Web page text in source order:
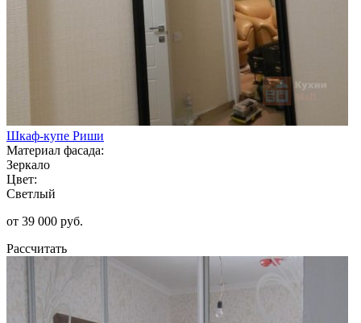
Шкаф-купе Риши
Материал фасада:
Зеркало
Цвет:
Светлый
от 39 000 руб.
Рассчитать